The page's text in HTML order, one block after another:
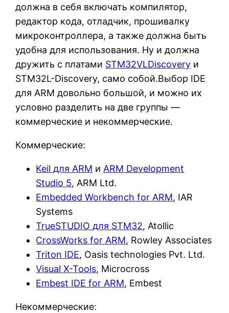
должна в себя включать компилятор,
редактор кода, отладчик, прошивалку
микроконтроллера, а также должна быть
удобна для использования. Ну и должна
дружить с платами STM32VLDiscovery и
STM32L-Discovery, само собой.Выбор IDE
для ARM довольно большой, и можно их
условно разделить на две группы —
коммерческие и некоммерческие.
Коммерческие:
Keil для ARM иARM Development
Studio 5, ARM Ltd.
Embedded Workbench for ARM, IAR
Systems
TrueSTUDIO для STM32, Atollic
CrossWorks for ARM, Rowley Associates
Triton IDE, Oasis technologies Pvt. Ltd.
Visual X-Tools, Microcross
Embest IDE for ARM, Embest
Некоммерческие: